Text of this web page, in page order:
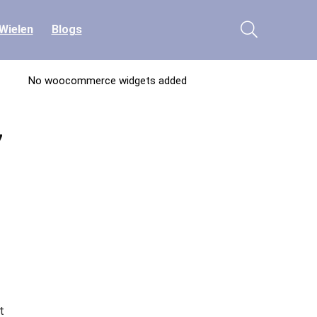
Blogs
No woocommerce widgets added